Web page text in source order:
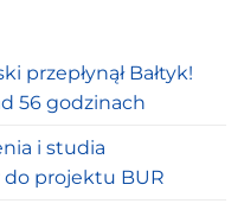
przepłynął Bałtyk!
56 godzinach
i studia
do projektu BUR